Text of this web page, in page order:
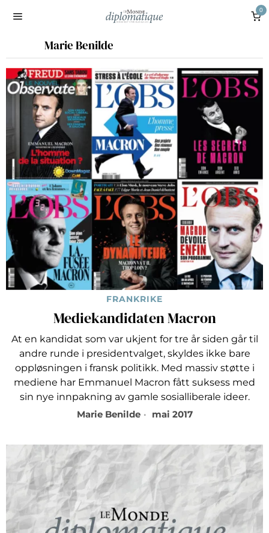
0
Marie Benilde
FRANKRIKE
Mediekandidaten Macron
At en kandidat som var ukjent for tre år siden går til
andre runde i presidentvalget, skyldes ikke bare
oppløsningen i fransk politikk. Med massiv støtte i
mediene har Emmanuel Macron fått suksess med
sin nye innpakning av gamle sosialliberale ideer.
Marie Benilde
mai 2017